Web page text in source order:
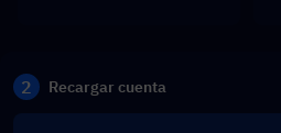
2 Recargar cuenta